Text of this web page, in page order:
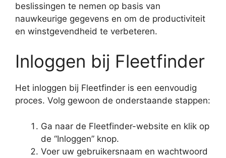
beslissingen te nemen op basis van
nauwkeurige gegevens en om de productiviteit
en winstgevendheid te verbeteren.
Inloggen bij Fleetfinder
Het inloggen bij Fleetfinder is een eenvoudig
proces. Volg gewoon de onderstaande stappen:
Ga naar de Fleetfinder-website en klik op
de “Inloggen” knop.
Voer uw gebruikersnaam en wachtwoord